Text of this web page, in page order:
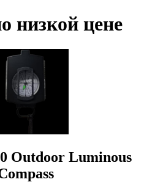
низкой цене
Outdoor Luminous